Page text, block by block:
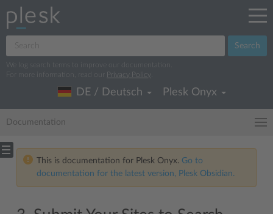
Search
We log search terms to improve our documentation.
For more information, read our
Privacy Policy
DE / Deutsch Plesk Onyx
Documentation
This is documentation for Plesk Onyx. Go to
documentation for the latest version, Plesk Obsidian.